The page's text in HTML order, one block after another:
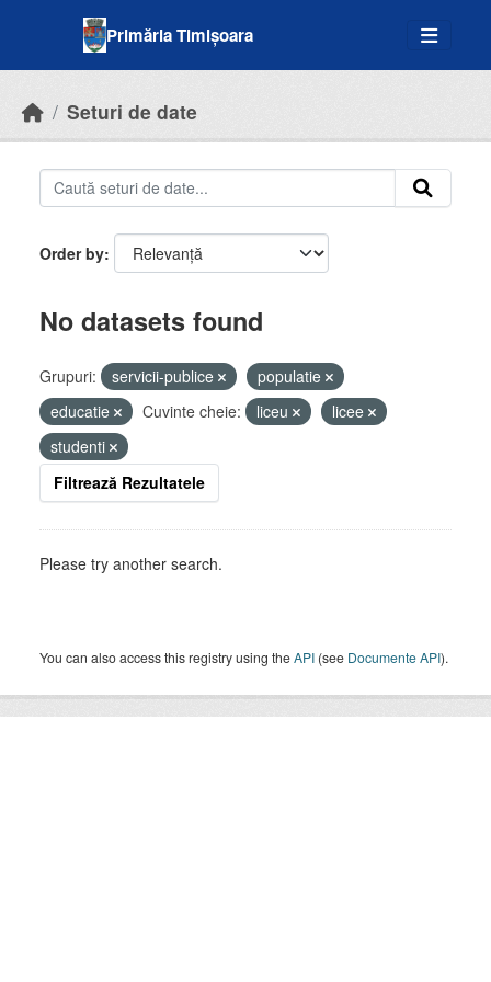
Primăria Timișoara
Seturi de date
Order by
No datasets found
Grupuri: servicii-publice
populatie
educatie
Cuvinte cheie: liceu
licee
studenti
Filtrează Rezultatele
Please try another search.
You can also access this registry using theAPI (see Documente API).